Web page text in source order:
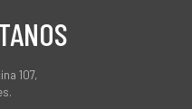
107,